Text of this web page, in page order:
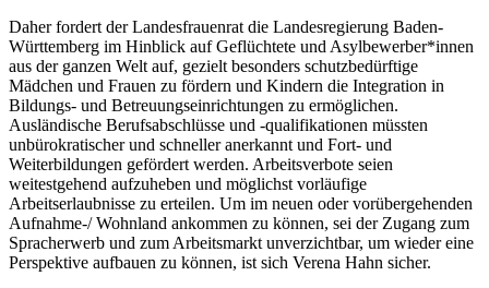
Daher fordert der Landesfrauenrat die Landesregierung Baden-
Württemberg im Hinblick auf Geflüchtete und Asylbewerber*innen
aus der ganzen Welt auf, gezielt besonders schutzbedürftige
Mädchen und Frauen zu fördern und Kindern die Integration in
Bildungs- und Betreuungseinrichtungen zu ermöglichen.
Ausländische Berufsabschlüsse und -qualifikationen müssten
unbürokratischer und schneller anerkannt und Fort- und
Weiterbildungen gefördert werden. Arbeitsverbote seien
weitestgehend aufzuheben und möglichst vorläufige
Arbeitserlaubnisse zu erteilen. Um im neuen oder vorübergehenden
Aufnahme-/ Wohnland ankommen zu können, sei der Zugang zum
Spracherwerb und zum Arbeitsmarkt unverzichtbar, um wieder eine
Perspektive aufbauen zu können, ist sich Verena Hahn sicher.